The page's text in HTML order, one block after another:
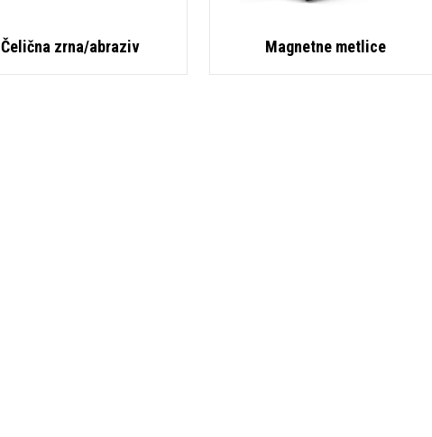
Čelična zrna/abraziv Magnetne metlice